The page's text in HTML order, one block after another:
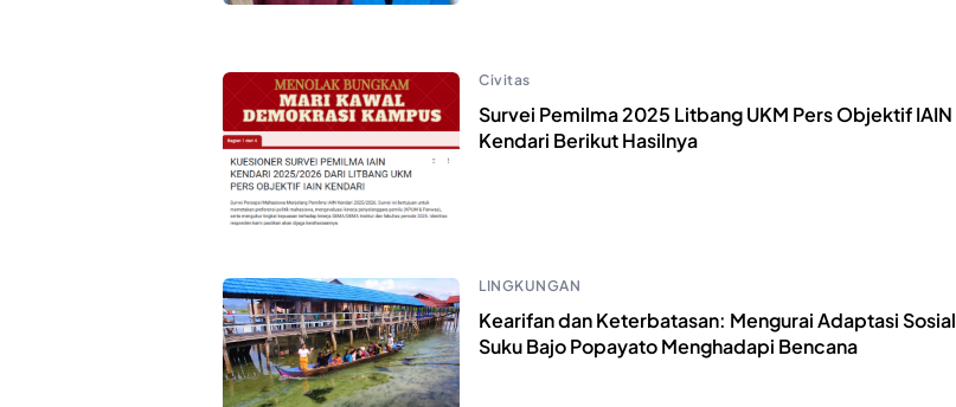
Civitas
Survei Pemilma 2025 Litbang UKM Pers Objektif IAIN
Kendari Berikut Hasilnya
LINGKUNGAN
Kearifan dan Keterbatasan: Mengurai Adaptasi Sosial
Suku Bajo Popayato Menghadapi Bencana